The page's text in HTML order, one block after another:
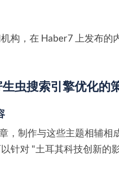
构，在 Haber7 上发布的
虫搜索引擎优化的
，制作与这些主题相辅相
针对 "土耳其科技创新的